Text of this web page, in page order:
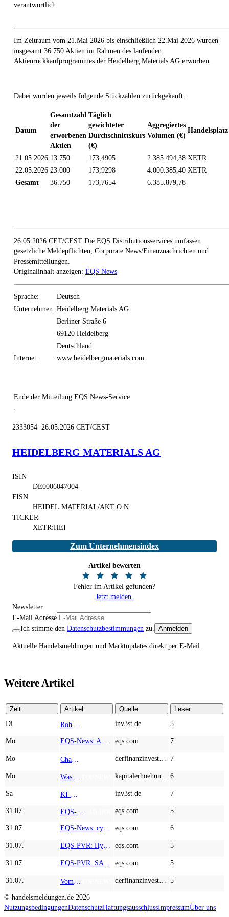
verantwortlich.
Im Zeitraum vom 21.Mai 2026 bis einschließlich 22.Mai 2026 wurden
insgesamt 36.750 Aktien im Rahmen des laufenden
Aktienrückkaufprogrammes der Heidelberg Materials AG erworben.
Dabei wurden jeweils folgende Stückzahlen zurückgekauft:
Datum
Gesamtzahl
der
erworbenen
Aktien
Täglich
gewichteter
Durchschnittskurs
(€)
Aggregiertes
Volumen (€)
Handelsplatz
21.05.2026 13.750 173,4905 2.385.494,38 XETR
22.05.2026 23.000 173,9298 4.000.385,40 XETR
Gesamt
36.750 173,7654 6.385.879,78
26.05.2026 CET/CEST Die EQS Distributionsservices umfassen
gesetzliche Meldepflichten, Corporate News/Finanznachrichten und
Pressemitteilungen.
Originalinhalt anzeigen: EQS News
Sprache:
Deutsch
Unternehmen: Heidelberg Materials AG
Berliner Straße 6
69120 Heidelberg
Deutschland
Internet:
www.heidelbergmaterials.com
Ende der Mitteilung EQS News-Service
2333054 26.05.2026 CET/CEST
HEIDELBERG MATERIALS AG
ISIN
DE0006047004
FISN
HEIDEL.MATERIAL/AKT O.N.
TICKER
XETR:HEI
Zum Unternehmensindex
Artikel bewerten
Fehler im Artikel gefunden?
Jetzt melden.
Newsletter
E-Mail Adresse
Ich stimme den Datenschutzbestimmungen zu. Anmelden
Aktuelle Handelsmeldungen und Marktupdates direkt per E-Mail.
Weitere Artikel
Zeit Artikel Quelle
Leser
Di
inv3st.de 5
Mo eqs.com 7
Mo 7
Mo 6
Sa inv3st.de 7
31.07. eqs.com 5
31.07. eqs.com 6
31.07. eqs.com 5
31.07. eqs.com 5
31.07. 5
© handelsmeldungen.de 2026
NutzungsbedingungenDatenschutzHaftungsausschlussImpressumÜber uns